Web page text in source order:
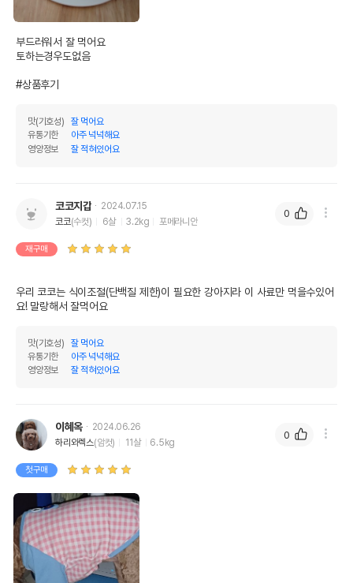
부드러워서 잘 먹어요
토하는경우도없음
#상품후기
맛(기호성)
잘 먹어요
유통기한
아주 넉넉해요
영양정보
잘 적혀있어요
코코지갑
2024.07.15
코코(수컷) 6살 3.2kg 포메라니안
재구매
우리 코코는 식이조절(단백질 제한)이 필요한 강아지라 이 사료만 먹을수있어
요! 말랑해서 잘먹어요
맛(기호성)
잘 먹어요
유통기한
아주 넉넉해요
영양정보
잘 적혀있어요
0
이혜옥
2024.06.26
하리와렉스(암컷) 11살 6.5kg
첫구매
0